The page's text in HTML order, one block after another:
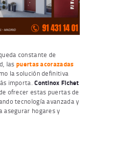
constante de
laspuertas acorazadas
la solución definitiva
importa.Continox Fichet
ofrecer estas puertas de
tecnología avanzada y
asegurar hogares y